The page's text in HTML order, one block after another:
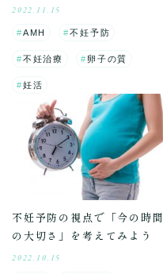
2022.11.15
AMH 不妊予防
不妊治療 卵子の質
妊活
不妊予防の視点で「今の時間
の大切さ」を考えてみよう
2022.10.15